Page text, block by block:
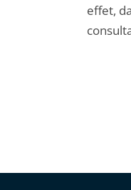
effet,